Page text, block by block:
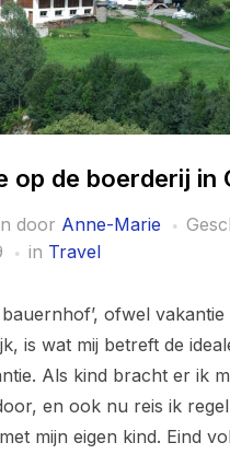
op de boerderij in
door Anne-Marie
in Travel
bauernhof’, ofwel
is wat mij betreft de
Als kind bracht er ik
en ook nu reis ik
mijn eigen kind. Eind